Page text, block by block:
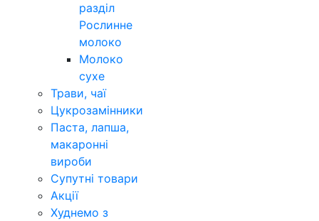
разділ
Рослинне
молоко
Молоко
сухе
Трави, чаї
Цукрозамінники
Паста, лапша,
макаронні
вироби
Супутні товари
Акції
Худнемо з